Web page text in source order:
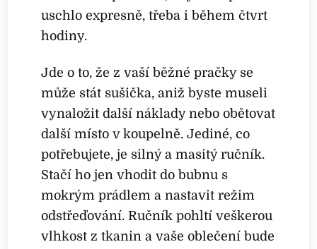
uschlo expresně, třeba i během čtvrt
hodiny.
Jde o to, že z vaší běžné pračky se
může stát sušička, aniž byste museli
vynaložit další náklady nebo obětovat
další místo v koupelně. Jediné, co
potřebujete, je silný a masitý ručník.
Stačí ho jen vhodit do bubnu s
mokrým prádlem a nastavit režim
odstřeďování. Ručník pohltí veškerou
vlhkost z tkanin a vaše oblečení bude